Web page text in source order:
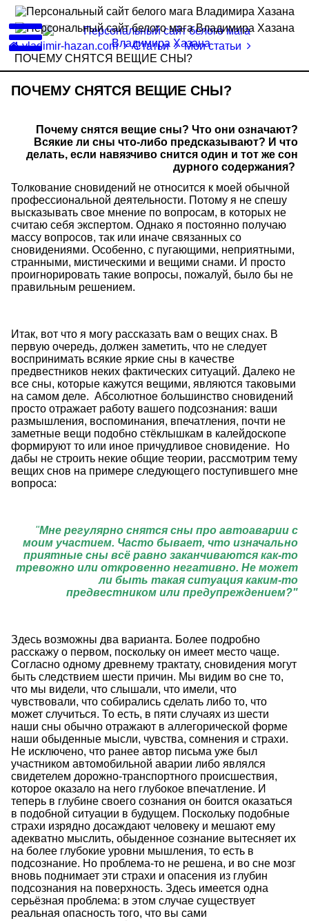
vladimir-hazan.com Статьи
Мои статьи
ПОЧЕМУ СНЯТСЯ ВЕЩИЕ СНЫ?
ПОЧЕМУ СНЯТСЯ ВЕЩИЕ СНЫ?
Почему снятся вещие сны? Что они означают?
Всякие ли сны что-либо предсказывают? И что
делать, если навязчиво снится один и тот же сон
дурного содержания?
Толкование сновидений не относится к моей обычной
профессиональной деятельности. Потому я не спешу
высказывать свое мнение по вопросам, в которых не
считаю себя экспертом. Однако я постоянно получаю
массу вопросов, так или иначе связанных со
сновидениями. Особенно, с пугающими, неприятными,
странными, мистическими и вещими снами. И просто
проигнорировать такие вопросы, пожалуй, было бы не
правильным решением.
Итак, вот что я могу рассказать вам о вещих снах. В
первую очередь, должен заметить, что не следует
воспринимать всякие яркие сны в качестве
предвестников неких фактических ситуаций. Далеко не
все сны, которые кажутся вещими, являются таковыми
на самом деле. Абсолютное большинство сновидений
просто отражает работу вашего подсознания: ваши
размышления, воспоминания, впечатления, почти не
заметные вещи подобно стёклышкам в калейдоскопе
формируют то или иное причудливое сновидение. Но
дабы не строить некие общие теории, рассмотрим тему
вещих снов на примере следующего поступившего мне
вопроса:
"Мне регулярно снятся сны про автоаварии с
моим участием. Часто бывает, что изначально
приятные сны всё равно заканчиваются как-то
тревожно или откровенно негативно. Не может
ли быть такая ситуация каким-то
предвестником или предупреждением?"
Здесь возможны два варианта. Более подробно
расскажу о первом, поскольку он имеет место чаще.
Согласно одному древнему трактату, сновидения могут
быть следствием шести причин. Мы видим во сне то,
что мы видели, что слышали, что имели, что
чувствовали, что собирались сделать либо то, что
может случиться. То есть, в пяти случаях из шести
наши сны обычно отражают в аллегорической форме
наши обыденные мысли, чувства, сомнения и страхи.
Не исключено, что ранее автор письма уже был
участником автомобильной аварии либо являлся
свидетелем дорожно-транспортного происшествия,
которое оказало на него глубокое впечатление. И
теперь в глубине своего сознания он боится оказаться
в подобной ситуации в будущем. Поскольку подобные
страхи изрядно досаждают человеку и мешают ему
адекватно мыслить, обыденное сознание вытесняет их
на более глубокие уровни мышления, то есть в
подсознание. Но проблема-то не решена, и во сне мозг
вновь поднимает эти страхи и опасения из глубин
подсознания на поверхность. Здесь имеется одна
серьёзная проблема: в этом случае существует
реальная опасность того, что вы сами